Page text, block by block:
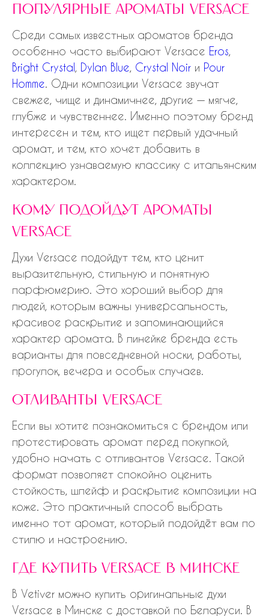
популярные ароматы versace
Среди самых известных ароматов бренда
особенно часто выбирают Versace Eros
Bright Crystal
Dylan Blue Crystal Noir и Pour
Homme . Одни композиции Versace звучат
свежее, чище и динамичнее, другие — мягче,
глубже и чувственнее. Именно поэтому бренд
интересен и тем, кто ищет первый удачный
аромат, и тем, кто хочет добавить в
коллекцию узнаваемую классику с итальянским
характером.
кому подойдут ароматы
versace
Духи Versace подойдут тем, кто ценит
выразительную, стильную и понятную
парфюмерию. Это хороший выбор для
людей, которым важны универсальность,
красивое раскрытие и запоминающийся
характер аромата. В линейке бренда есть
варианты для повседневной носки, работы,
прогулок, вечера и особых случаев.
отливанты versace
Если вы хотите познакомиться с брендом или
протестировать аромат перед покупкой,
удобно начать с отливантов Versace. Такой
формат позволяет спокойно оценить
стойкость, шлейф и раскрытие композиции на
коже. Это практичный способ выбрать
именно тот аромат, который подойдёт вам по
стилю и настроению.
где купить versace в минске
В Vetiver можно купить оригинальные духи
Versace в Минске с доставкой по Беларуси. В